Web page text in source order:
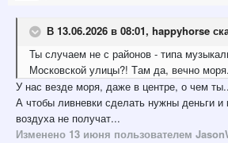
В 13.06.2026 в 08:01, happyhorse
Ты случаем не с районов - типа
Московской улицы?! Там да, вечно моря.
У нас везде моря, даже в центре, о чем
А чтобы ливневки сделать нужны деньги
воздуха не получат...
Изменено 13 июня пользователем